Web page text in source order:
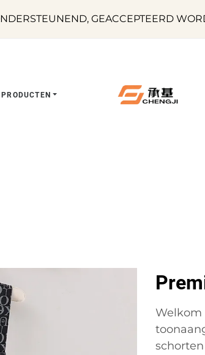
GEACCEPTEERD
PRODUCTEN
Welkom